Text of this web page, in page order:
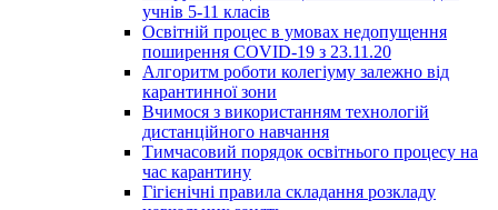
учнів 5-11 класів
Освітній процес в умовах недопущення
поширення COVID-19 з 23.11.20
Алгоритм роботи колегіуму залежно від
карантинної зони
Вчимося з використанням технологій
дистанційного навчання
Тимчасовий порядок освітнього процесу на
час карантину
Гігієнічні правила складання розкладу